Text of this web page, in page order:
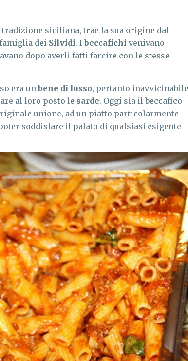
siciliana, trae la sua origine dal
dei Silvidi. I beccafichi venivano
dopo averli fatti farcire con le stesse
era un bene di lusso, pertanto inavvicinabile
al loro posto le sarde. Oggi sia il beccafico
unione, ad un piatto particolarmente
soddisfare il palato di qualsiasi esigente